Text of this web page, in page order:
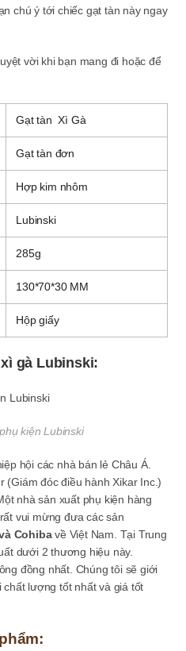
chú ý tới chiếc gạt tàn này ngay
vời khi bạn mang đi hoặc để
Gạt tàn Xì Gà
Gạt tàn đơn
Hợp kim nhôm
Lubinski
285g
130*70*30 MM
Hộp giấy
gà Lubinski:
kiện Lubinski
hội các nhà bán lẻ Châu Á.
(Giám đóc điều hành Xikar Inc.)
nhà sản xuất phụ kiện hàng
vui mừng đưa các sản
Cohibavề Việt Nam. Tại Trung
dưới 2 thương hiệu này.
đồng nhất. Chúng tôi sẽ giới
lượng tốt nhất và giá tốt